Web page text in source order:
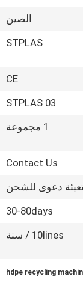
الصين
STPLAS
CE
STPLAS 03
1 مجموعة
Contact Us
دعوى للشحن
30-80days
10lines / سنة
hdpe recycling